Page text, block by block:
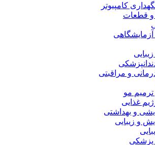
کامپیوتر
و قطعات
و مراقبتی
مو
غذایی
و بهداشتی
و زیبایی
پزشکی